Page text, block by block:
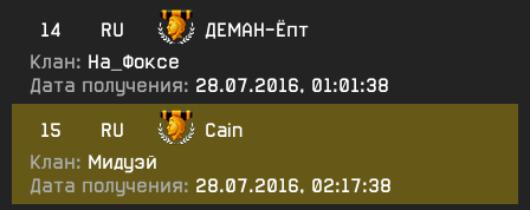
14
RU
ДЕМАН-Ёпт
Клан: На_Фоксе
Дата получения: 28.07.2016, 01:01:38
15
RU
Cain
Клан: Мидуэй
Дата получения: 28.07.2016, 02:17:38